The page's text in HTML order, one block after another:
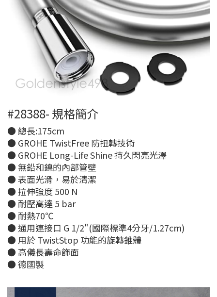
#28388- 規格簡介
● 總長:175cm
● GROHE TwistFree 防扭轉技術
● GROHE Long-Life Shine 持久閃亮光澤
● 無鉛和鎳的內部管壁
● 表面光滑，易於清潔
● 拉伸強度 500 N
● 耐壓高達 5 bar
● 耐熱70℃
● 通用連接口 G 1/2"(國際標準4分牙/1.27cm)
● 用於 TwistStop 功能的旋轉錐體
● 高儀長壽命飾面
● 德國製